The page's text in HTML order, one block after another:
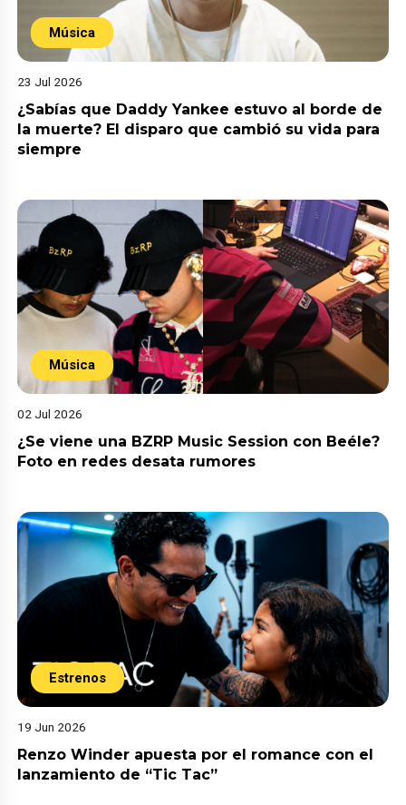
Música
23 Jul 2026
¿Sabías que Daddy Yankee estuvo al borde de
la muerte? El disparo que cambió su vida para
siempre
Música
02 Jul 2026
¿Se viene una BZRP Music Session con Beéle?
Foto en redes desata rumores
Estrenos
19 Jun 2026
Renzo Winder apuesta por el romance con el
lanzamiento de “Tic Tac”